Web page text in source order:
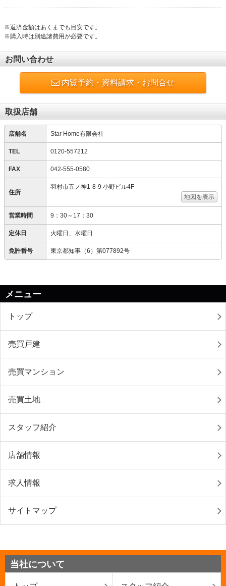
※返済金額はあくまでも目安です。
※購入時は別途諸費用が必要です。
お問い合わせ
内覧予約・資料請求・お問合せ
取扱店舗
店舗名 Star Home有限会社
TEL 0120-557212
FAX 042-555-0580
住所
羽村市五ノ神1-8-9 小野ビル4F
地図を表示
営業時間 9：30～17：30
定休日 火曜日、水曜日
免許番号 東京都知事（6）第077892号
メニュー
トップ
売買戸建
売買マンション
売買土地
スタッフ紹介
店舗情報
求人情報
サイトマップ
当社について